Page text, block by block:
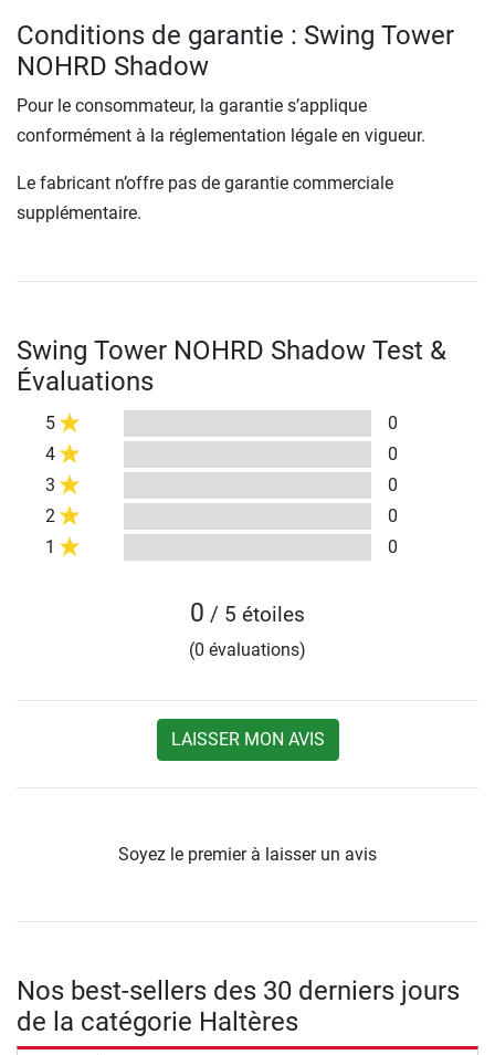
Conditions de garantie : Swing Tower
NOHRD Shadow
Pour le consommateur, la garantie s’applique
conformément à la réglementation légale en vigueur.
Le fabricant n’offre pas de garantie commerciale
supplémentaire.
Swing Tower NOHRD Shadow Test &
Évaluations
5
0
4
0
3
0
2
0
1
0
0 / 5 étoiles
(0 évaluations)
LAISSER MON AVIS
Soyez le premier à laisser un avis
Nos best-sellers des 30 derniers jours
de la catégorie Haltères